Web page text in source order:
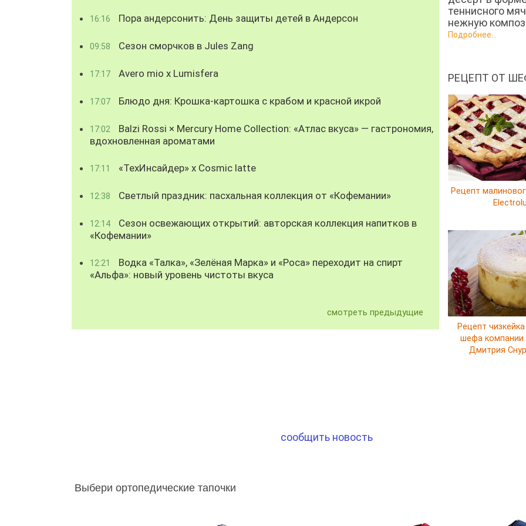
16:16 Пора андерсонить: День защиты детей в Андерсон
09:58 Сезон сморчков в Jules Zang
17:17 Avero mio x Lumisfera
17:07 Блюдо дня: Крошка-картошка с крабом и красной икрой
17:02
Balzi Rossi × Mercury Home Collection: «Атлас вкуса» — гастрономия,
вдохновленная ароматами
17:11 «ТехИнсайдер» х Cosmic latte
12:38 Светлый праздник: пасхальная коллекция от «Кофемании»
12:14
Сезон освежающих открытий: авторская коллекция напитков в
«Кофемании»
12:21
Водка «Талка», «Зелёная Марка» и «Роса» переходит на спирт
«Альфа»: новый уровень чистоты вкуса
смотреть предыдущие
теннисного
нежную
Подробнее...
РЕЦЕПТ ОТ
Рецепт
Рецепт
шефа компании
Дмитрия
сообщить новость
Выбери ортопедические тапочки